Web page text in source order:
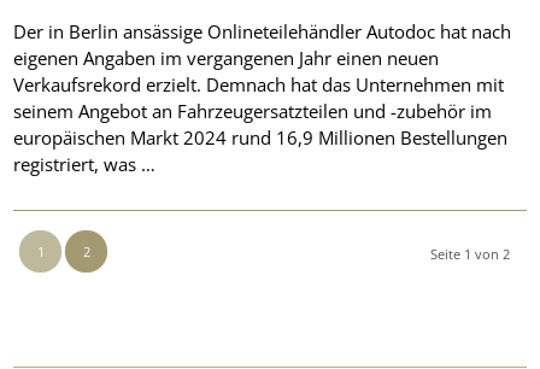
Der in Berlin ansässige Onlineteilehändler Autodoc hat nach
eigenen Angaben im vergangenen Jahr einen neuen
Verkaufsrekord erzielt. Demnach hat das Unternehmen mit
seinem Angebot an Fahrzeugersatzteilen und -zubehör im
europäischen Markt 2024 rund 16,9 Millionen Bestellungen
registriert, was …
Seite 1 von 2
1 2